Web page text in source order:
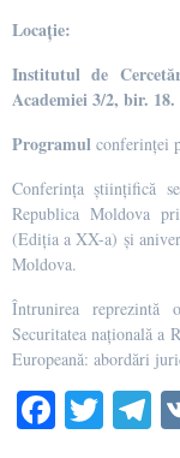
Locație:
Institutul de
Academiei 3/2, bir. 18.
Programul conferinței
Conferința științifică
Republica Moldova
(Ediția a XX-a) și
Moldova.
Întrunirea reprezintă
Securitatea națională a
Europeană: abordări
Fa T